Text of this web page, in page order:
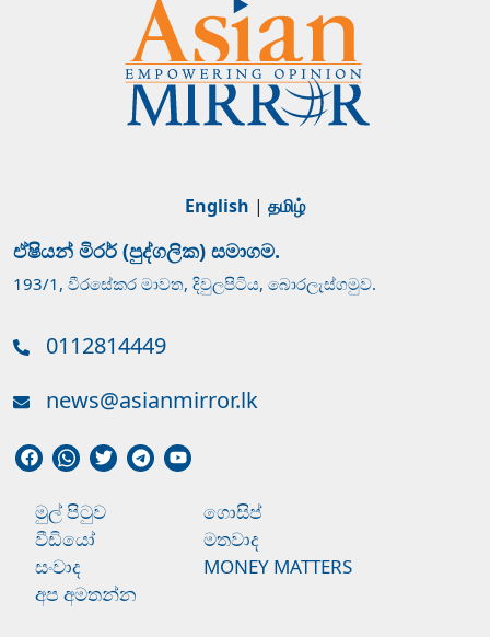
English | தமிழ்
ඒෂියන් මිරර් (පුද්ගලික) සමාගම.
193/1, වීරසේකර මාවත, දිවුලපිටිය, බොරලැස්ගමුව.
0112814449
news@asianmirror.lk
මුල් පිටුව
ගොසිප්
වීඩියෝ
මතවාද
සංවාද
MONEY MATTERS
අප අමතන්න